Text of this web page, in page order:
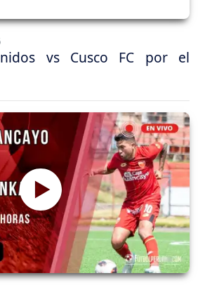
vs Cusco FC por el